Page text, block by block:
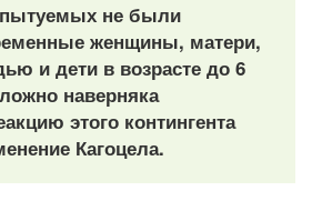
не были
женщины, матери,
и дети в возрасте до 6
наверняка
этого контингента
Кагоцела.